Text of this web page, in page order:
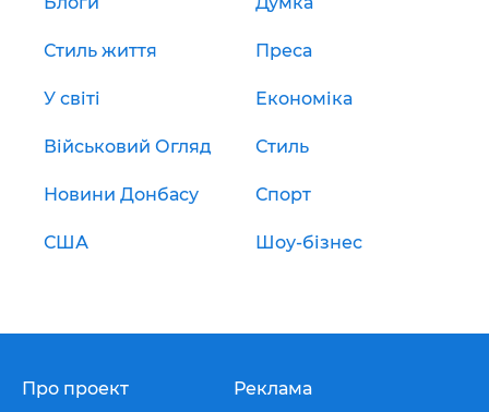
Стиль життя Преса
У світі Економіка
Військовий Огляд Стиль
Новини Донбасу Спорт
США Шоу-бізнес
Про проект Реклама